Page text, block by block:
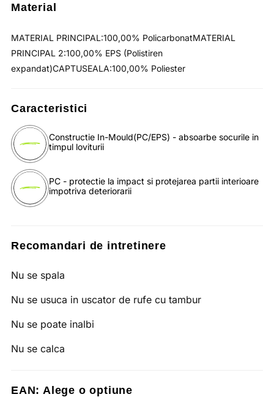
Material
MATERIAL PRINCIPAL:100,00% PolicarbonatMATERIAL
PRINCIPAL 2:100,00% EPS (Polistiren
expandat)CAPTUSEALA:100,00% Poliester
Caracteristici
Constructie In-Mould(PC/EPS) - absoarbe socurile in
timpul loviturii
PC - protectie la impact si protejarea partii interioare
impotriva deteriorarii
Recomandari de intretinere
Nu se spala
Nu se usuca in uscator de rufe cu tambur
Nu se poate inalbi
Nu se calca
EAN: Alege o optiune